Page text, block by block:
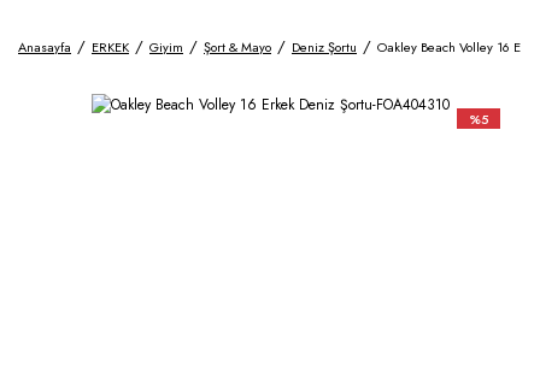
Anasayfa ERKEK Giyim Şort & Mayo Deniz Şortu Oakley Beach Volley 16
%5